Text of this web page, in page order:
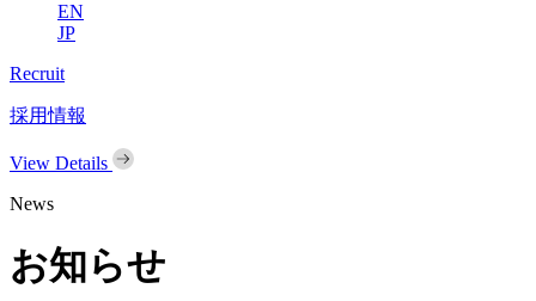
EN
JP
Recruit
採用情報
View Details
News
お知らせ